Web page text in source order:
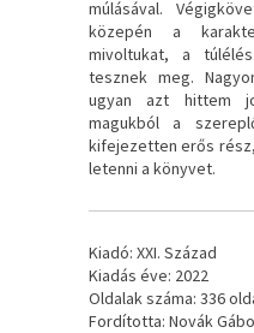
múlásával.
közepén a
mivoltukat, a
tesznek meg.
ugyan azt hittem
magukból a
kifejezetten erős
letenni a könyvet.
Kiadó: XXI. Század
Kiadás éve: 2022
Oldalak száma: 336
Fordította: Novák